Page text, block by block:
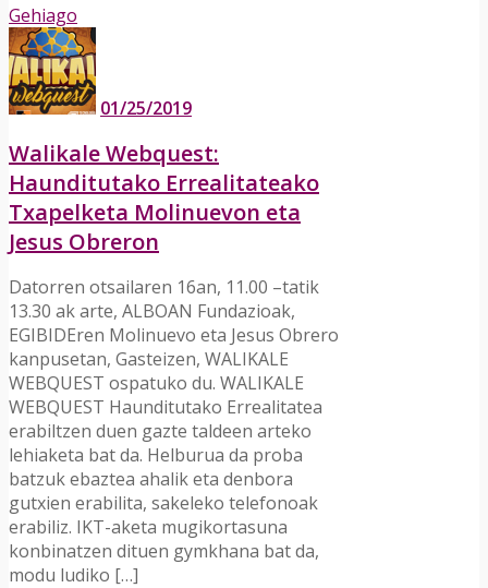
Gehiago
01/25/2019
Walikale Webquest:
Haunditutako Errealitateako
Txapelketa Molinuevon eta
Jesus Obreron
Datorren otsailaren 16an, 11.00 –tatik
13.30 ak arte, ALBOAN Fundazioak,
EGIBIDEren Molinuevo eta Jesus Obrero
kanpusetan, Gasteizen, WALIKALE
WEBQUEST ospatuko du. WALIKALE
WEBQUEST Haunditutako Errealitatea
erabiltzen duen gazte taldeen arteko
lehiaketa bat da. Helburua da proba
batzuk ebaztea ahalik eta denbora
gutxien erabilita, sakeleko telefonoak
erabiliz. IKT-aketa mugikortasuna
konbinatzen dituen gymkhana bat da,
modu ludiko […]